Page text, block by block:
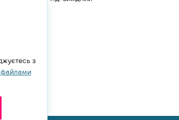
з
файлами